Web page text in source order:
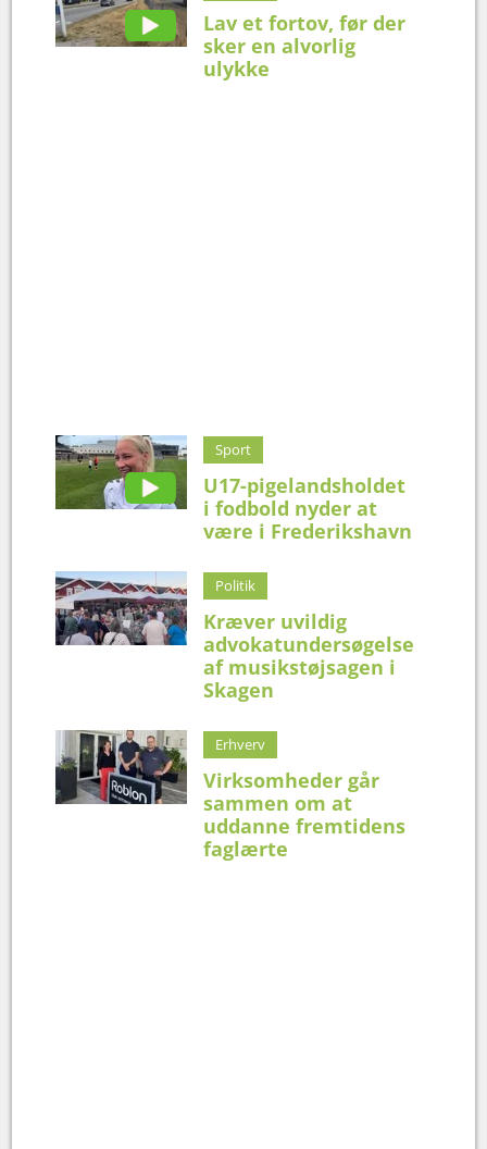
Lav et fortov, før der
sker en alvorlig
ulykke
Sport
U17-pigelandsholdet
i fodbold nyder at
være i Frederikshavn
Politik
Kræver uvildig
advokatundersøgelse
af musikstøjsagen i
Skagen
Erhverv
Virksomheder går
sammen om at
uddanne fremtidens
faglærte